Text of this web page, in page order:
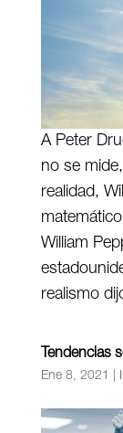
A Peter
no se
realidad,
William
realismo
Tendencias
Ene 8, 2021